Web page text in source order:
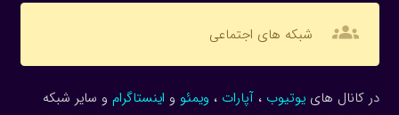
groups شبکه های اجتماعی
در کانال هاییوتیوب ، آپارات ، ویمئو و اینستاگرام و سایر شبکه